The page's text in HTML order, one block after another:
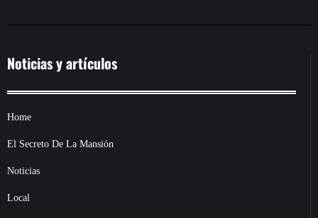
Noticias y artículos
Home
El Secreto De La Mansión
Noticias
Local